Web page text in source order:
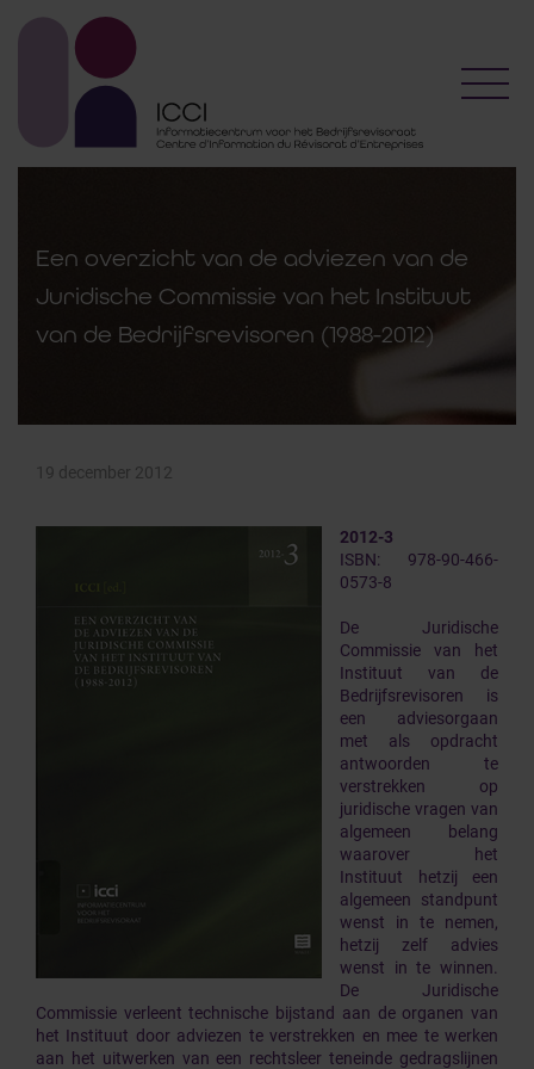
Een overzicht van de adviezen van de
Juridische Commissie van het Instituut
van de Bedrijfsrevisoren (1988-2012)
19 december 2012
2012-3
ISBN: 978-90-466-
0573-8
De Juridische
Commissie van het
Instituut van de
Bedrijfsrevisoren is
een adviesorgaan
met als opdracht
antwoorden te
verstrekken op
juridische vragen van
algemeen belang
waarover het
Instituut hetzij een
algemeen standpunt
wenst in te nemen,
hetzij zelf advies
wenst in te winnen.
De Juridische
Commissie verleent technische bijstand aan de organen van
het Instituut door adviezen te verstrekken en mee te werken
aan het uitwerken van een rechtsleer teneinde gedragslijnen